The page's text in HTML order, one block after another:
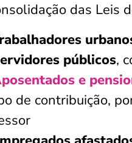
das Leis
públicos,
e
de contribuição,